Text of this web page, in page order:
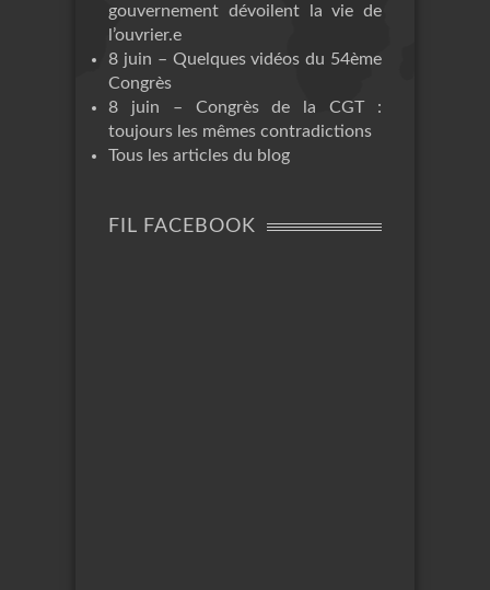
gouvernement dévoilent la vie de
l’ouvrier.e
8 juin – Quelques vidéos du 54ème
Congrès
8 juin – Congrès de la CGT :
toujours les mêmes contradictions
Tous les articles du blog
FIL FACEBOOK